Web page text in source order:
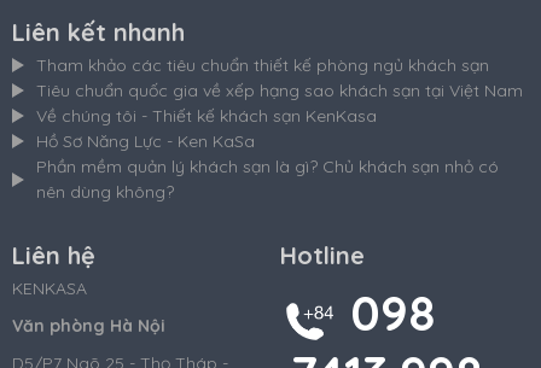
Liên kết nhanh
Tham khảo các tiêu chuẩn thiết kế phòng ngủ khách sạn
Tiêu chuẩn quốc gia về xếp hạng sao khách sạn tại Việt Nam
Về chúng tôi - Thiết kế khách sạn KenKasa
Hồ Sơ Năng Lực - Ken KaSa
Phần mềm quản lý khách sạn là gì? Chủ khách sạn nhỏ có
nên dùng không?
Liên hệ
KENKASA
Văn phòng Hà Nội
D5/P7 Ngõ 25 - Thọ Tháp -
Hotline
098